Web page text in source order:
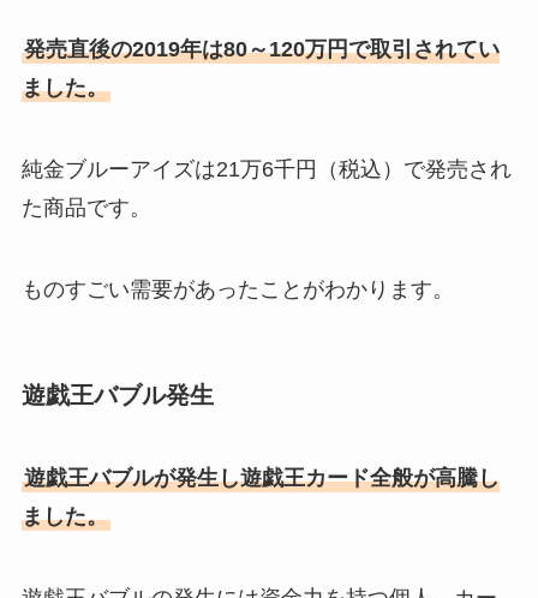
発売直後の2019年は80～120万円で取引されてい
ました。
純金ブルーアイズは21万6千円（税込）で発売され
た商品です。
ものすごい需要があったことがわかります。
遊戯王バブル発生
遊戯王バブルが発生し遊戯王カード全般が高騰し
ました。